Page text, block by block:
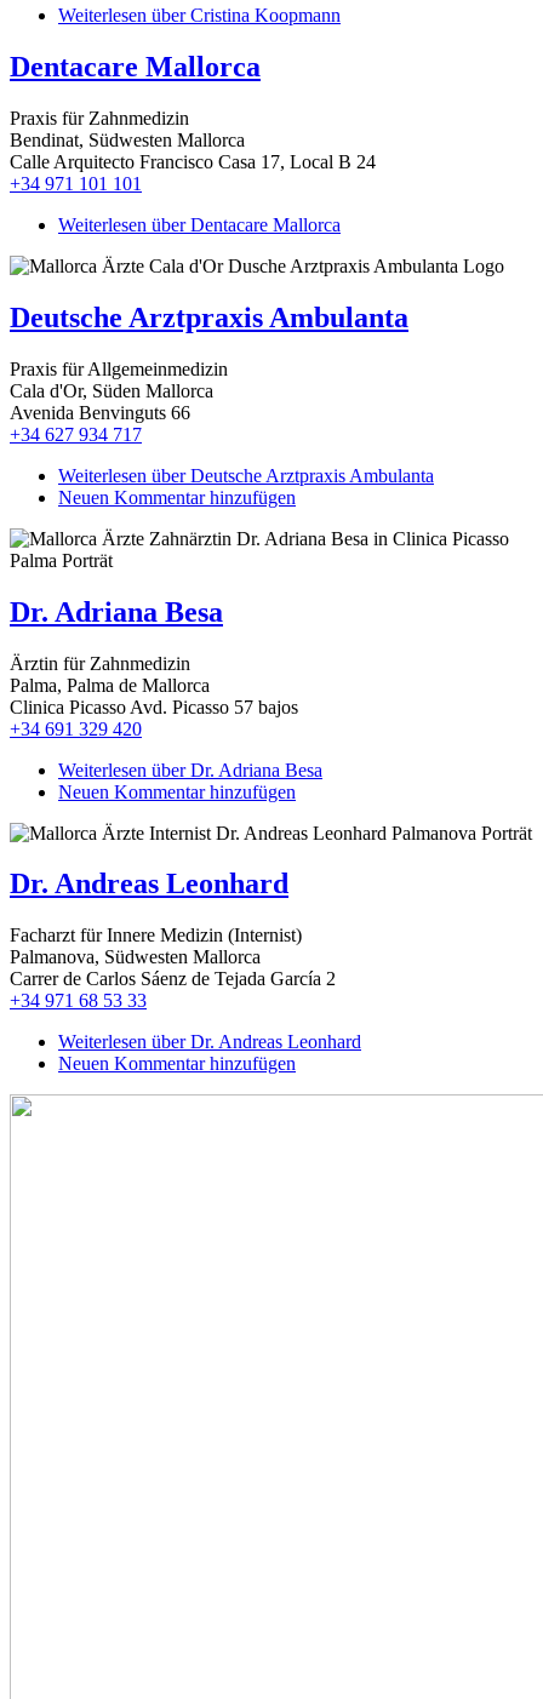
Weiterlesen über Cristina Koopmann
Dentacare Mallorca
Praxis für Zahnmedizin
Bendinat, Südwesten Mallorca
Calle Arquitecto Francisco Casa 17, Local B 24
+34 971 101 101
Weiterlesen über Dentacare Mallorca
Deutsche Arztpraxis Ambulanta
Praxis für Allgemeinmedizin
Cala d'Or, Süden Mallorca
Avenida Benvinguts 66
+34 627 934 717
Weiterlesen über Deutsche Arztpraxis Ambulanta
Neuen Kommentar hinzufügen
Dr. Adriana Besa
Ärztin für Zahnmedizin
Palma, Palma de Mallorca
Clinica Picasso Avd. Picasso 57 bajos
+34 691 329 420
Weiterlesen über Dr. Adriana Besa
Neuen Kommentar hinzufügen
Dr. Andreas Leonhard
Facharzt für Innere Medizin (Internist)
Palmanova, Südwesten Mallorca
Carrer de Carlos Sáenz de Tejada García 2
+34 971 68 53 33
Weiterlesen über Dr. Andreas Leonhard
Neuen Kommentar hinzufügen